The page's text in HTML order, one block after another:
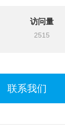
访问量
2515
联系我们